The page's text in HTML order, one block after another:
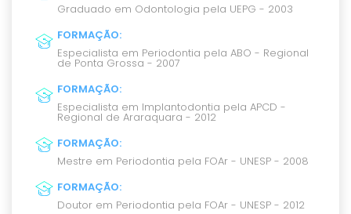
Graduado em Odontologia pela UEPG - 2003
FORMAÇÃO:
Especialista em Periodontia pela ABO - Regional
de Ponta Grossa - 2007
FORMAÇÃO:
Especialista em Implantodontia pela APCD -
Regional de Araraquara - 2012
FORMAÇÃO:
Mestre em Periodontia pela FOAr - UNESP - 2008
FORMAÇÃO:
Doutor em Periodontia pela FOAr - UNESP - 2012